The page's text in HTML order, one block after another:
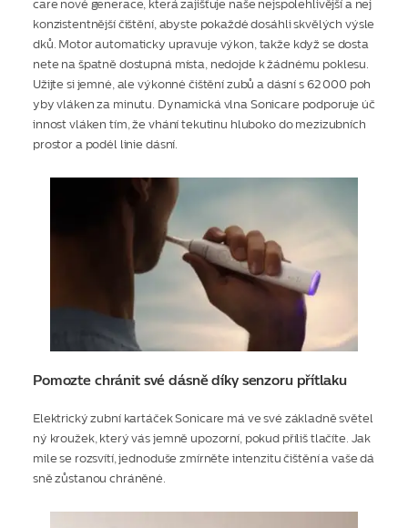
care nové generace, která zajišťuje naše nejspolehlivější a nej
konzistentnější čištění, abyste pokaždé dosáhli skvělých výsle
dků. Motor automaticky upravuje výkon, takže když se dosta
nete na špatně dostupná místa, nedojde k žádnému poklesu.
Užijte si jemné, ale výkonné čištění zubů a dásní s 62 000 poh
yby vláken za minutu. Dynamická vlna Sonicare podporuje úč
innost vláken tím, že vhání tekutinu hluboko do mezizubních
prostor a podél linie dásní.
Pomozte chránit své dásně díky senzoru přítlaku
Elektrický zubní kartáček Sonicare má ve své základně světel
ný kroužek, který vás jemně upozorní, pokud příliš tlačíte. Jak
mile se rozsvítí, jednoduše zmírněte intenzitu čištění a vaše dá
sně zůstanou chráněné.